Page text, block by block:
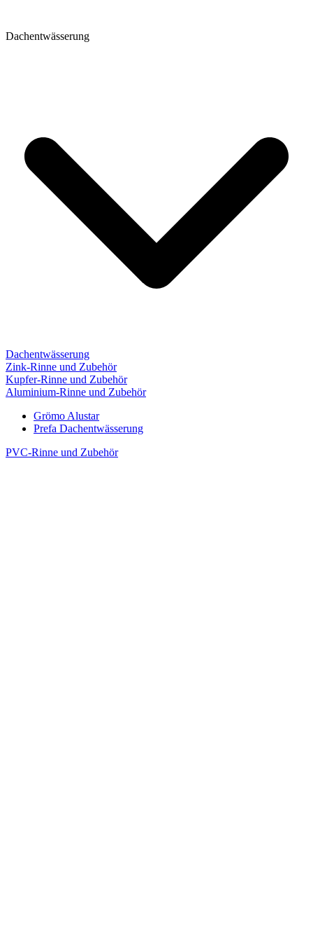
Dachentwässerung
Dachentwässerung
Zink-Rinne und Zubehör
Kupfer-Rinne und Zubehör
Aluminium-Rinne und Zubehör
Grömo Alustar
Prefa Dachentwässerung
PVC-Rinne und Zubehör